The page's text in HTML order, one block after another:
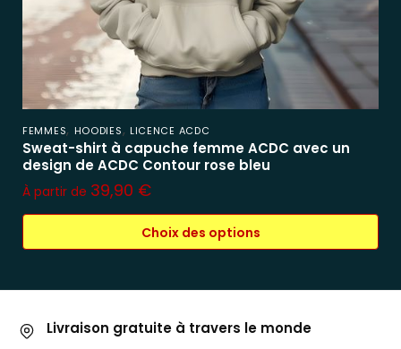
FEMMES, HOODIES, LICENCE ACDC
Sweat-shirt à capuche femme ACDC avec un
design de ACDC Contour rose bleu
À partir de 39,90 €
Choix des options
Livraison gratuite à travers le monde